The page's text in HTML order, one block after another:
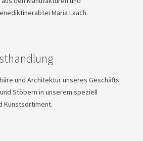
Maria Laach.
und Architektur unseres Geschäfts
Stöbern in unserem speziell
Kunstsortiment.